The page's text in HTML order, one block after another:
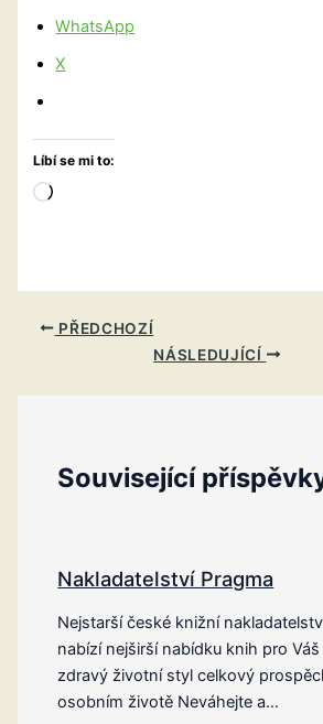
WhatsApp
X
Líbí se mi to:
Načítání…
PŘEDCHOZÍ
NÁSLEDUJÍCÍ
Související
Nakladatelství Pragma
Nejstarší české knižní
nabízí nejširší nabídku knih pro
zdravý životní styl celkový
osobním životě Neváhejte a…